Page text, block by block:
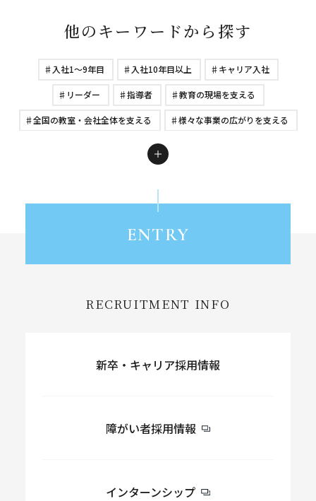
他のキーワードから探す
入社1～9年目 入社10年目以上 キャリア入社
リーダー 指導者 教育の現場を支える
全国の教室・会社全体を支える 様々な事業の広がりを支える
仕事を知る
ENTRY
RECRUITMENT INFO
新卒・キャリア採用情報
障がい者採用情報
インターンシップ